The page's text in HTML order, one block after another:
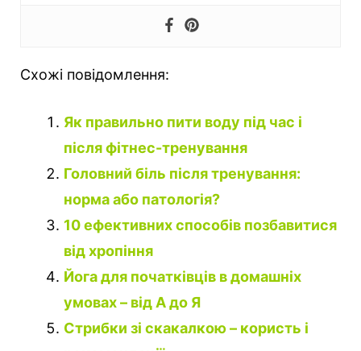
Схожі повідомлення:
Як правильно пити воду під час і
після фітнес-тренування
Головний біль після тренування:
норма або патологія?
10 ефективних способів позбавитися
від хропіння
Йога для початківців в домашніх
умовах – від А до Я
Стрибки зі скакалкою – користь і